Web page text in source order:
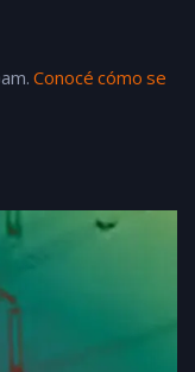
Conocé cómo se